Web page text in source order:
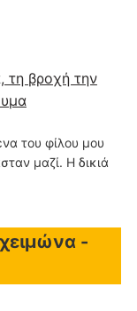
τη βροχή την
του φίλου μου
μαζί. Η δικιά
-